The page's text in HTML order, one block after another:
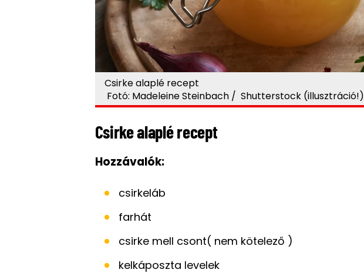
Csirke alaplé recept
Fotó: Madeleine Steinbach / Shutterstock (illusztráció!)
Csirke alaplé recept
Hozzávalók:
csirkeláb
farhát
csirke mell csont( nem kötelező )
kelkáposzta levelek